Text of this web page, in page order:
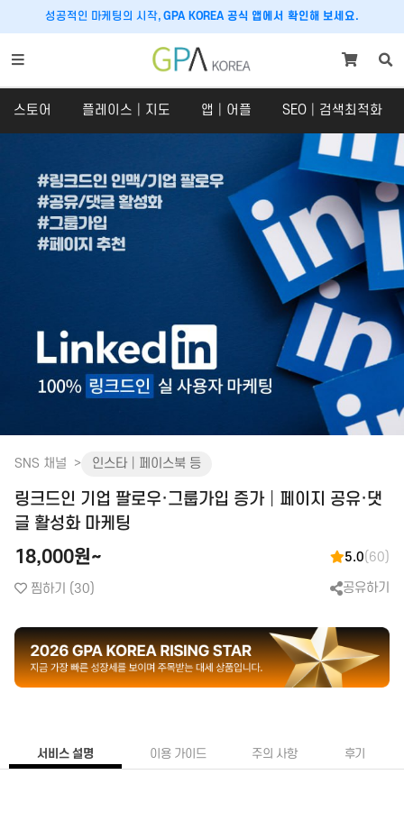
성공적인 마케팅의 시작, GPA KOREA 공식 앱에서 확인해 보세요.
스토어 플레이스│지도 앱│어플 SEO│검색최적화
스토어
스토어
크라우드펀딩
플레이스│지도
플레이스
구글맵│카카오맵
당근마켓
호텔│숙박│숙소
맛집마케팅
내비게이션
화장품│병원│성형
앱│어플
구글플레이│AOS
앱스토어│IOS
원스토어
클라우드서버
SEO│검색최적화
트래픽
파워링크
쇼핑검색광고
카카오 플랫폼
네이버 플랫폼
카페│커뮤니티
SNS 채널 인스타│페이스북 등
링크드인 기업 팔로우·그룹가입 증가│페이지 공유·댓
글 활성화 마케팅
18,000원~ 5.0(60)
찜하기 (30) 공유하기
서비스 설명 이용 가이드 주의 사항 후기